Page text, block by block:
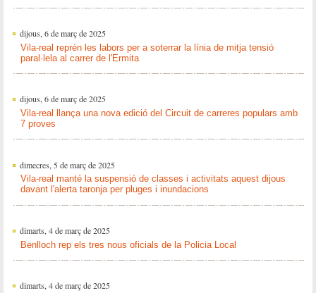
dijous, 6 de març de 2025
Vila-real reprén les labors per a soterrar la línia de mitja tensió
paral·lela al carrer de l'Ermita
dijous, 6 de març de 2025
Vila-real llança una nova edició del Circuit de carreres populars amb
7 proves
dimecres, 5 de març de 2025
Vila-real manté la suspensió de classes i activitats aquest dijous
davant l'alerta taronja per pluges i inundacions
dimarts, 4 de març de 2025
Benlloch rep els tres nous oficials de la Policia Local
dimarts, 4 de març de 2025